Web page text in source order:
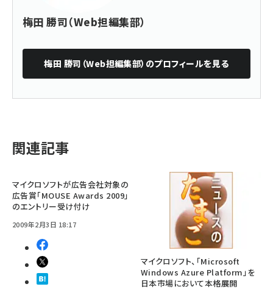
梅田 勝司（Web担編集部）
梅田 勝司（Web担編集部） のプロフィールを見る
関連記事
マイクロソフトが広告会社対象の
広告賞「MOUSE Awards 2009」
のエントリー受け付け
2009年2月3日 18:17
マイクロソフト、「Microsoft
Windows Azure Platform」を
日本市場において本格展開